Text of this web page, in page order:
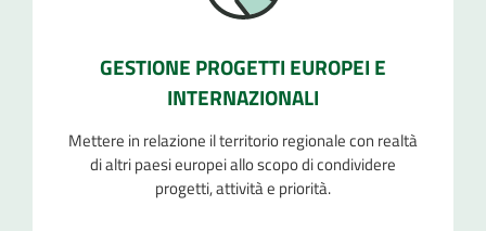
GESTIONE PROGETTI EUROPEI E
INTERNAZIONALI
Mettere in relazione il territorio regionale con realtà
di altri paesi europei allo scopo di condividere
progetti, attività e priorità.